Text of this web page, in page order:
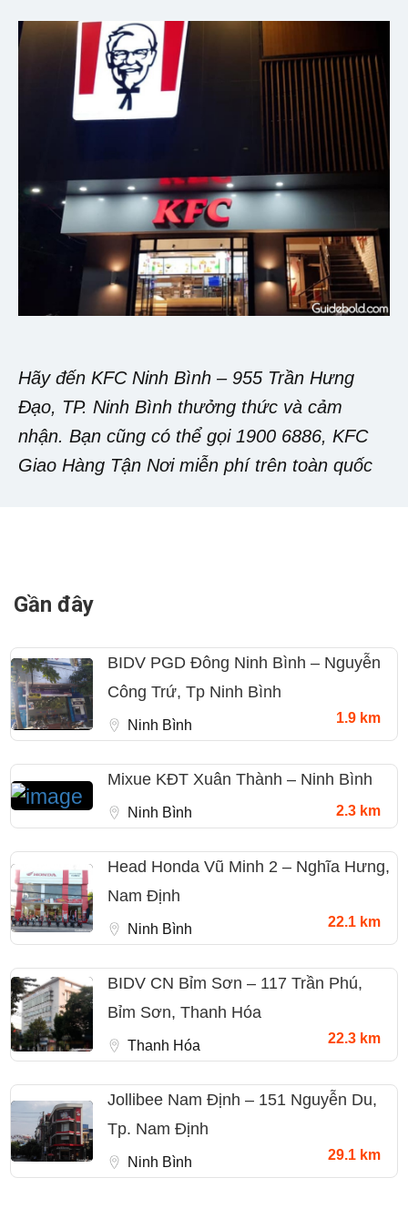
Hãy đến KFC Ninh Bình – 955 Trần Hưng
Đạo, TP. Ninh Bình thưởng thức và cảm
nhận. Bạn cũng có thể gọi 1900 6886, KFC
Giao Hàng Tận Nơi miễn phí trên toàn quốc
Gần đây
BIDV PGD Đông Ninh Bình – Nguyễn
Công Trứ, Tp Ninh Bình
Ninh Bình 1.9 km
Mixue KĐT Xuân Thành – Ninh Bình
Ninh Bình 2.3 km
Head Honda Vũ Minh 2 – Nghĩa Hưng,
Nam Định
Ninh Bình 22.1 km
BIDV CN Bỉm Sơn – 117 Trần Phú,
Bỉm Sơn, Thanh Hóa
Thanh Hóa 22.3 km
Jollibee Nam Định – 151 Nguyễn Du,
Tp. Nam Định
Ninh Bình 29.1 km